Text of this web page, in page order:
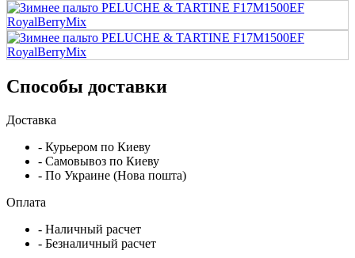
Способы доставки
Доставка
- Курьером по Киеву
- Самовывоз по Киеву
- По Украине (Нова пошта)
Оплата
- Наличный расчет
- Безналичный расчет